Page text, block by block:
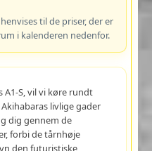
til de priser, der er
i kalenderen nedenfor.
A1-S, vil vi køre rundt
livlige gader
dig gennem de
forbi de tårnhøje
den futuristiske